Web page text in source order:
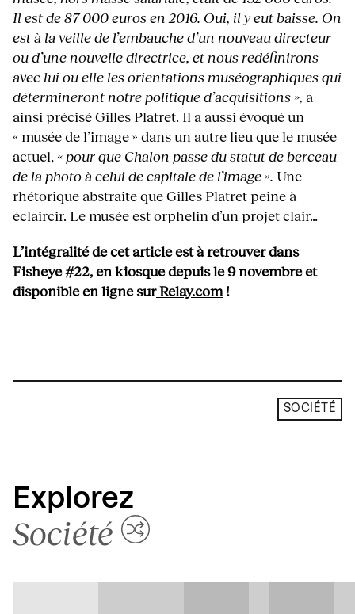
Il est de 87 000 euros en 2016. Oui, il y eut baisse. On
est à la veille de l’embauche d’un nouveau directeur
ou d’une nouvelle directrice, et nous redéfinirons
avec lui ou elle les orientations muséographiques qui
détermineront notre politique d’acquisitions », a
ainsi précisé Gilles Platret. Il a aussi évoqué un
« musée de l’image » dans un autre lieu que le musée
actuel, « pour que Chalon passe du statut de berceau
de la photo à celui de capitale de l’image ». Une
rhétorique abstraite que Gilles Platret peine à
éclaircir. Le musée est orphelin d’un projet clair…
L’intégralité de cet article est à retrouver dans
Fisheye #22, en kiosque depuis le 9 novembre et
disponible en ligne surRelay.com !
SOCIÉTÉ
Explorez
Société